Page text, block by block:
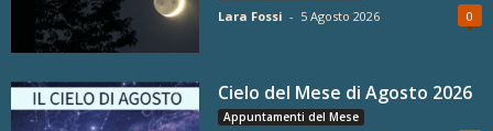
Lara Fossi - 5 Agosto 2026 0
Cielo del Mese di Agosto 2026
Appuntamenti del Mese